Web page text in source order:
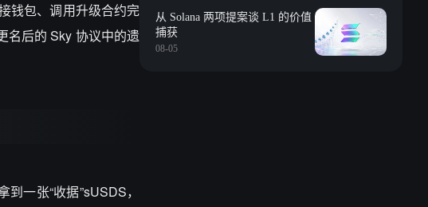
钱包、调用升级合约完
名后的 Sky 协议中的遗
到一张“收据”sUSDS，
从 Solana 两项提案谈 L1 的价值
捕获
08-05